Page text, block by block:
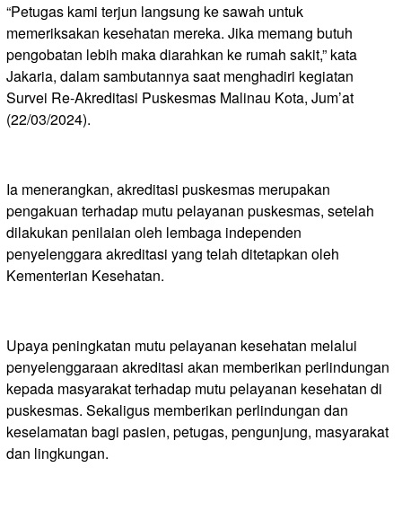
“Petugas kami terjun langsung ke sawah untuk
memeriksakan kesehatan mereka. Jika memang butuh
pengobatan lebih maka diarahkan ke rumah sakit,” kata
Jakaria, dalam sambutannya saat menghadiri kegiatan
Survei Re-Akreditasi Puskesmas Malinau Kota, Jum’at
(22/03/2024).
Ia menerangkan, akreditasi puskesmas merupakan
pengakuan terhadap mutu pelayanan puskesmas, setelah
dilakukan penilaian oleh lembaga independen
penyelenggara akreditasi yang telah ditetapkan oleh
Kementerian Kesehatan.
Upaya peningkatan mutu pelayanan kesehatan melalui
penyelenggaraan akreditasi akan memberikan perlindungan
kepada masyarakat terhadap mutu pelayanan kesehatan di
puskesmas. Sekaligus memberikan perlindungan dan
keselamatan bagi pasien, petugas, pengunjung, masyarakat
dan lingkungan.